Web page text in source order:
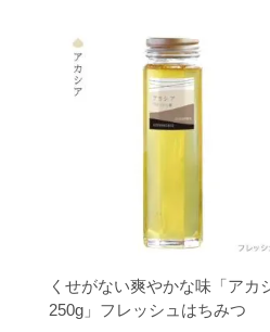
くせがない爽やかな味「アカ
250g」フレッシュはちみつ